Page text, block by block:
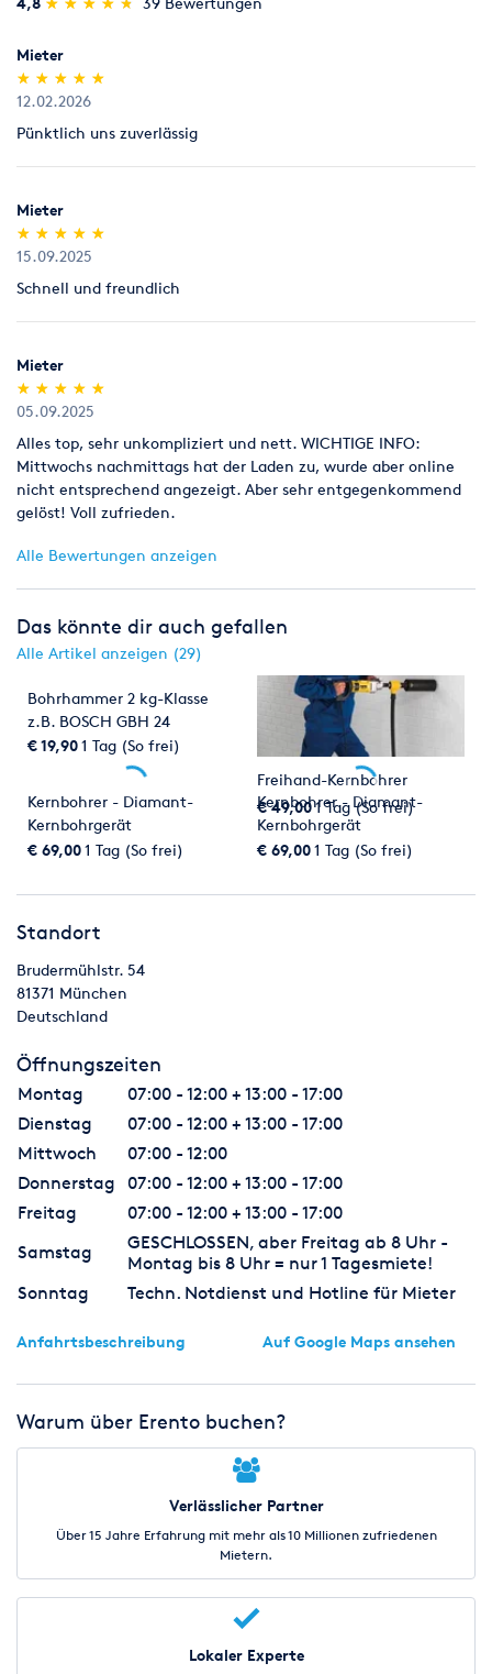
Als Neukunde bitten wir Sie einen gültigen amtlichen
Lichtbildausweis mit Adressangabe vorzulegen
(Personalausweis).
Mieter
(*)
★
★
(*) ★
★
(*) ★
★
(*) ★
★
(*) ★
★
12.02.2026
Pünktlich uns zuverlässig
Mieter
(*)
★
★
(*) ★
★
(*) ★
★
(*) ★
★
(*) ★
★
15.09.2025
Schnell und freundlich
Mieter
(*)
★
★
(*) ★
★
(*) ★
★
(*) ★
★
(*) ★
★
05.09.2025
Alles top, sehr unkompliziert und nett. WICHTIGE INFO:
Mittwochs nachmittags hat der Laden zu, wurde aber online
nicht entsprechend angezeigt. Aber sehr entgegenkommend
gelöst! Voll zufrieden.
Alle Bewertungen anzeigen
Das könnte dir auch gefallen
Alle Artikel anzeigen (29)
Bohrhammer 2 kg-Klasse
z.B. BOSCH GBH 24
€ 19,901 Tag (So frei)
Freihand-Kernbohrer
€ 49,001 Tag (So frei)
Kernbohrer - Diamant-
Kernbohrgerät
€ 69,001 Tag (So frei)
Kernbohrer - Diamant-
Kernbohrgerät
€ 69,001 Tag (So frei)
Standort
Brudermühlstr. 54
81371 München
Deutschland
Öffnungszeiten
Montag
07:00 - 12:00 + 13:00 - 17:00
Dienstag
07:00 - 12:00 + 13:00 - 17:00
Mittwoch
07:00 - 12:00
Donnerstag
07:00 - 12:00 + 13:00 - 17:00
Freitag
07:00 - 12:00 + 13:00 - 17:00
Samstag
GESCHLOSSEN, aber Freitag ab 8 Uhr -
Montag bis 8 Uhr = nur 1 Tagesmiete!
Sonntag
Techn. Notdienst und Hotline für Mieter
Anfahrtsbeschreibung Auf Google Maps ansehen
Warum über Erento buchen?
Verlässlicher Partner
Über 15 Jahre Erfahrung mit mehr als 10 Millionen zufriedenen
Mietern.
Lokaler Experte